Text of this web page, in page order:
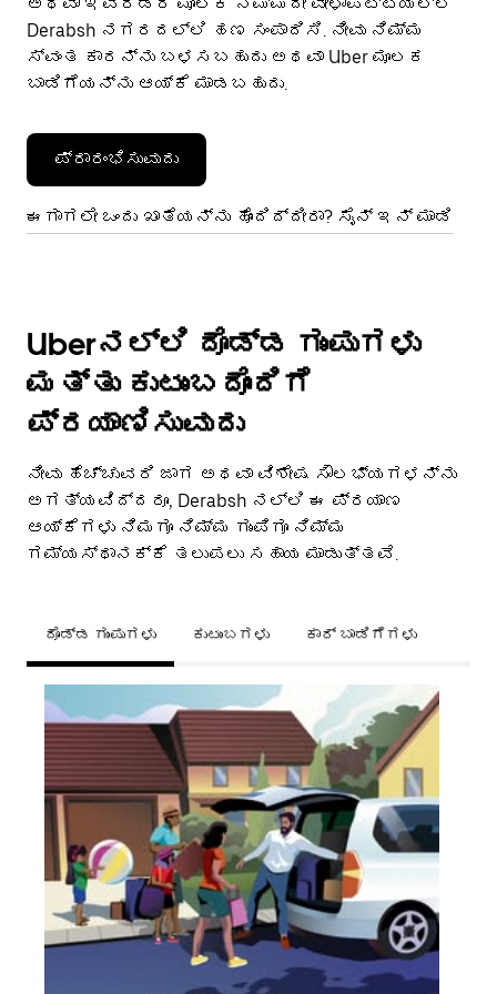
Derabsh ನಗರದಲ್ಲಿ ಹಣ ಸಂಪಾದಿಸಿ. ನೀವು ನಿಮ್ಮ
ಸ್ವಂತ ಕಾರನ್ನು ಬಳಸಬಹುದು ಅಥವಾ Uber ಮೂಲಕ
ಬಾಡಿಗೆಯನ್ನು ಆಯ್ಕೆ ಮಾಡಬಹುದು.
ಪ್ರಾರಂಭಿಸುವುದು
ಈಗಾಗಲೇ ಒಂದು ಖಾತೆಯನ್ನು ಹೊಂದಿದ್ದೀರಾ? ಸೈನ್ ಇನ್ ಮಾಡಿ
Uberನಲ್ಲಿ ದೊಡ್ಡ ಗುಂಪುಗಳು
ಮತ್ತು ಕುಟುಂಬದೊಂದಿಗೆ
ಪ್ರಯಾಣಿಸುವುದು
ನೀವು ಹೆಚ್ಚುವರಿ ಜಾಗ ಅಥವಾ ವಿಶೇಷ ಸೌಲಭ್ಯಗಳನ್ನು
ಅಗತ್ಯವಿದ್ದರೂ, Derabsh ನಲ್ಲಿ ಈ ಪ್ರಯಾಣ
ಆಯ್ಕೆಗಳು ನಿಮಗೂ ನಿಮ್ಮ ಗುಂಪಿಗೂ ನಿಮ್ಮ
ಗಮ್ಯಸ್ಥಾನಕ್ಕೆ ತಲುಪಲು ಸಹಾಯ ಮಾಡುತ್ತವೆ.
ದೊಡ್ಡ ಗುಂಪುಗಳು ಕುಟುಂಬಗಳು ಕಾರ್ ಬಾಡಿಗೆಗಳು